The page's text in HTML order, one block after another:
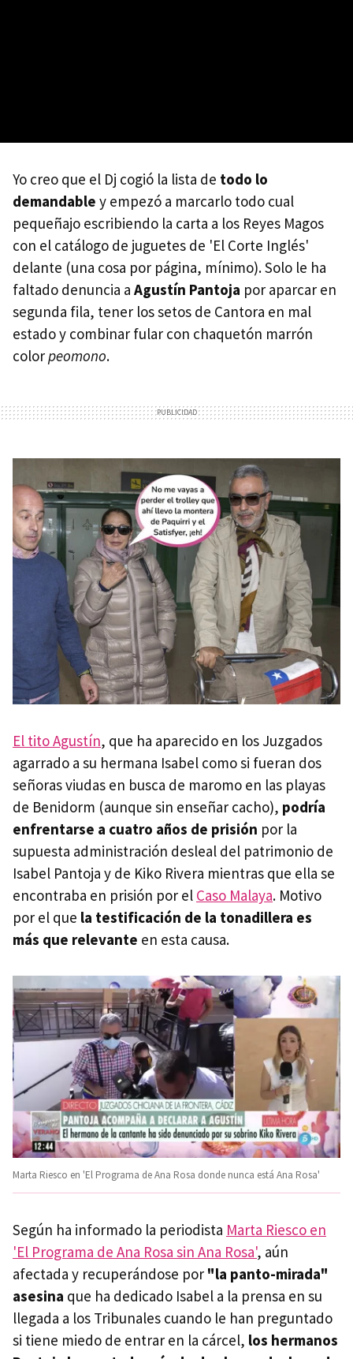
Yo creo que el Dj cogió la lista de todo lo
demandable y empezó a marcarlo todo cual
pequeñajo escribiendo la carta a los Reyes Magos
con el catálogo de juguetes de 'El Corte Inglés'
delante (una cosa por página, mínimo). Solo le ha
faltado denuncia a Agustín Pantoja por aparcar en
segunda fila, tener los setos de Cantora en mal
estado y combinar fular con chaquetón marrón
colorpeomono.
El tito Agustín, que ha aparecido en los Juzgados
agarrado a su hermana Isabel como si fueran dos
señoras viudas en busca de maromo en las playas
de Benidorm (aunque sin enseñar cacho), podría
enfrentarse a cuatro años de prisión por la
supuesta administración desleal del patrimonio de
Isabel Pantoja y de Kiko Rivera mientras que ella se
encontraba en prisión por el Caso Malaya. Motivo
por el que la testificación de la tonadillera es
más que relevante en esta causa.
Marta Riesco en 'El Programa de Ana Rosa donde nunca está Ana Rosa'
Según ha informado la periodista Marta Riesco en
'El Programa de Ana Rosa sin Ana Rosa', aún
afectada y recuperándose por "la panto-mirada"
asesina que ha dedicado Isabel a la prensa en su
llegada a los Tribunales cuando le han preguntado
si tiene miedo de entrar en la cárcel, los hermanos